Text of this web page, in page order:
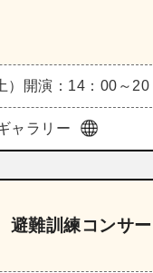
開演：14：00～20
ャラリー
難訓練コンサー